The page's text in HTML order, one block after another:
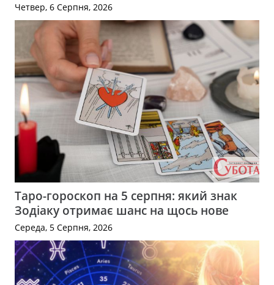
Четвер, 6 Серпня, 2026
Таро-гороскоп на 5 серпня: який знак
Зодіаку отримає шанс на щось нове
Середа, 5 Серпня, 2026